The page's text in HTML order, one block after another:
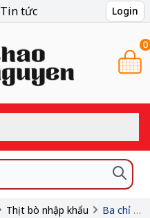
Tin tức Login
0
Thịt bò nhập khẩu Ba chỉ bò Canada cắt nướng